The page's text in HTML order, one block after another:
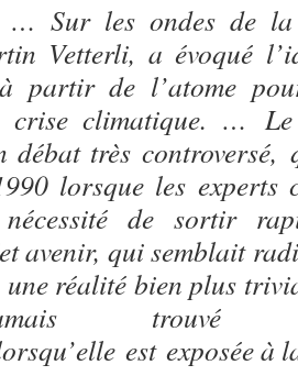
… Sur les ondes de
Vetterli, a évoqué
partir de l’atome
crise climatique. …
débat très controversé,
lorsque les experts
de sortir
avenir, qui semblait
une réalité bien plus
trouvé
estexposéeà